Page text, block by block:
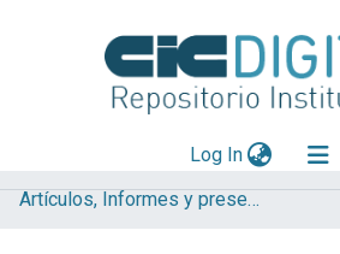
Log In(current)
Explorar
Artículos, Informes y presentaciones en Congresos (UNLP)